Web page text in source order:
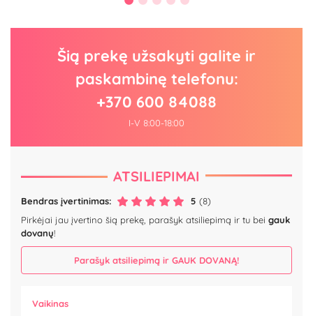
Šią prekę užsakyti galite ir
paskambinę telefonu:
+370 600 84088
I-V 8:00-18:00
ATSILIEPIMAI
Bendras įvertinimas: 5 (8)
Pirkėjai jau įvertino šią prekę, parašyk atsiliepimą ir tu bei gauk
dovanų!
Parašyk atsiliepimą ir GAUK DOVANĄ!
Vaikinas